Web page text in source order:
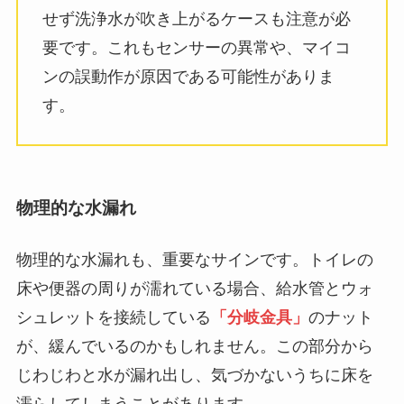
せず洗浄水が吹き上がるケースも注意が必
要です。これもセンサーの異常や、マイコ
ンの誤動作が原因である可能性がありま
す。
物理的な水漏れ
物理的な水漏れも、重要なサインです。トイレの
床や便器の周りが濡れている場合、給水管とウォ
シュレットを接続している 「分岐金具」 のナット
が、緩んでいるのかもしれません。この部分から
じわじわと水が漏れ出し、気づかないうちに床を